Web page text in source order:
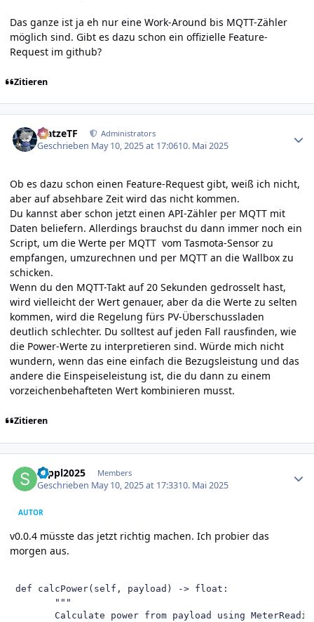
Das ganze ist ja eh nur eine Work-Around bis MQTT-Zähler
möglich sind. Gibt es dazu schon ein offizielle Feature-
Request im github?
Zitieren
MatzeTF Administrators
Geschrieben May 10, 2025 at 17:0610. Mai 2025
Ob es dazu schon einen Feature-Request gibt, weiß ich nicht,
aber auf absehbare Zeit wird das nicht kommen.
Du kannst aber schon jetzt einen API-Zähler per MQTT mit
Daten beliefern. Allerdings brauchst du dann immer noch ein
Script, um die Werte per MQTT vom Tasmota-Sensor zu
empfangen, umzurechnen und per MQTT an die Wallbox zu
schicken.
Wenn du den MQTT-Takt auf 20 Sekunden gedrosselt hast,
wird vielleicht der Wert genauer, aber da die Werte zu selten
kommen, wird die Regelung fürs PV-Überschussladen
deutlich schlechter. Du solltest auf jeden Fall rausfinden, wie
die Power-Werte zu interpretieren sind. Würde mich nicht
wundern, wenn das eine einfach die Bezugsleistung und das
andere die Einspeiseleistung ist, die du dann zu einem
vorzeichenbehafteten Wert kombinieren musst.
Zitieren
seppl2025 Members
Geschrieben May 10, 2025 at 17:3310. Mai 2025
AUTOR
v0.0.4 müsste das jetzt richtig machen. Ich probier das
morgen aus.
def calcPower(self, payload) -> float:
        """
Calculate power from payload using